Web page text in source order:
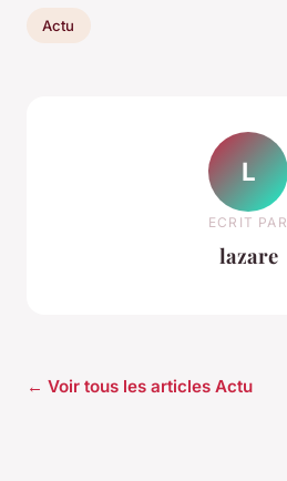
Actu
L
ECRIT PAR
lazare
← Voir tous les articles Actu